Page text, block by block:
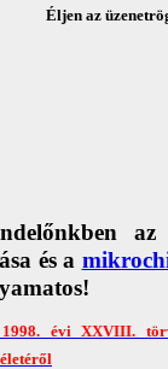
Éljen az
az
és a
évi XXVIII.
Kft. rendelőjének
rendelője